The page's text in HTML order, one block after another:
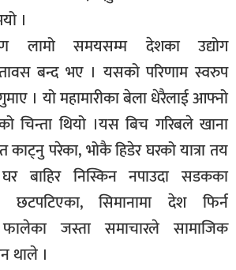
।
लामो समयसम्म देशका उद्योग
बन्द भए । यसको परिणाम स्वरुप
। यो महामारीका बेला धेरैलाई आफ्नो
चिन्ता थियो ।यस बिच गरिबले खाना
काट्नु परेका, भोकै हिडेर घरको यात्रा तय
बाहिर निस्किन नपाउदा सडकका
सिमानामा देश फिर्न
जस्ता समाचारले सामाजिक
थाले ।